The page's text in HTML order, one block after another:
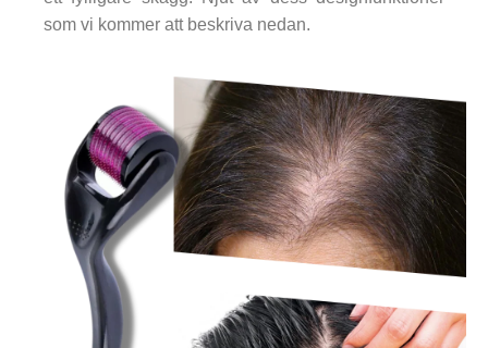
som vi kommer att beskriva nedan.